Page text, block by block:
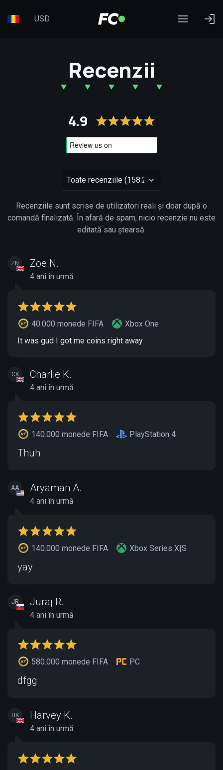
USD
Recenzii
4.9
Recenziile sunt scrise de utilizatori reali și doar după o
comandă finalizată. În afară de spam, nicio recenzie nu este
editată sau ștearsă.
ZN Zoe N.
4 ani în urmă
40.000 monede FIFA
Xbox One
It was gud I got me coins right away
CK Charlie K.
4 ani în urmă
140.000 monede FIFA PlayStation 4
Thuh
AA Aryaman A.
4 ani în urmă
140.000 monede FIFA Xbox Series X|S
yay
JR Juraj R.
4 ani în urmă
580.000 monede FIFA PC
dfgg
HK Harvey K.
4 ani în urmă